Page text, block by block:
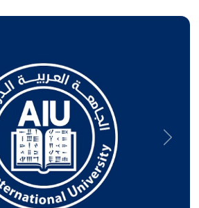
Previous